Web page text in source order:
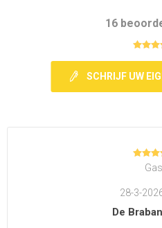
16
SCHRIJF UW
28-3-
De